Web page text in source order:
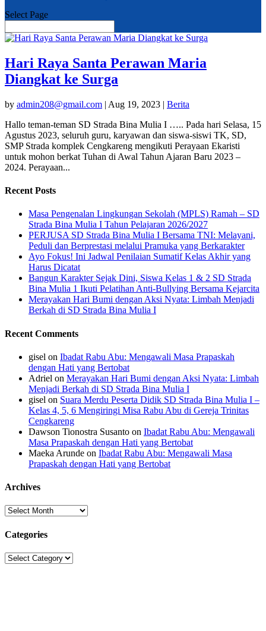
Select Page
Hari Raya Santa Perawan Maria
Diangkat ke Surga
by admin208@gmail.com | Aug 19, 2023 | Berita
Hallo teman-teman SD Strada Bina Mulia I ….. Pada hari Selasa, 15
Agustus 2023, seluruh guru, karyawan dan siswa-siswi TK, SD,
SMP Strada komplek Cengkareng mengikuti Perayaan Ekaristi
untuk mohon berkat Tuhan di Awal Tahun Ajaran Baru 2023 –
2024. Perayaan...
Recent Posts
Masa Pengenalan Lingkungan Sekolah (MPLS) Ramah – SD
Strada Bina Mulia I Tahun Pelajaran 2026/2027
PERJUSA SD Strada Bina Mulia I Bersama TNI: Melayani,
Peduli dan Berprestasi melalui Pramuka yang Berkarakter
Ayo Fokus! Ini Jadwal Penilaian Sumatif Kelas Akhir yang
Harus Dicatat
Bangun Karakter Sejak Dini, Siswa Kelas 1 & 2 SD Strada
Bina Mulia 1 Ikuti Pelatihan Anti-Bullying Bersama Kejarcita
Merayakan Hari Bumi dengan Aksi Nyata: Limbah Menjadi
Berkah di SD Strada Bina Mulia I
Recent Comments
gisel on Ibadat Rabu Abu: Mengawali Masa Prapaskah
dengan Hati yang Bertobat
Adriel on Merayakan Hari Bumi dengan Aksi Nyata: Limbah
Menjadi Berkah di SD Strada Bina Mulia I
gisel on Suara Merdu Peserta Didik SD Strada Bina Mulia I –
Kelas 4, 5, 6 Mengiringi Misa Rabu Abu di Gereja Trinitas
Cengkareng
Dawson Tionostra Susanto on Ibadat Rabu Abu: Mengawali
Masa Prapaskah dengan Hati yang Bertobat
Maeka Arunde on Ibadat Rabu Abu: Mengawali Masa
Prapaskah dengan Hati yang Bertobat
Archives
Archives
Categories
Categories